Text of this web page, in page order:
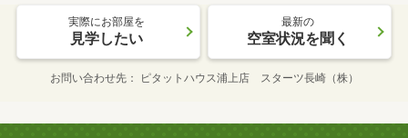
実際にお部屋を
見学したい
最新の
空室状況を聞く
お問い合わせ先 ピタットハウス浦上店 スターツ長崎（株）